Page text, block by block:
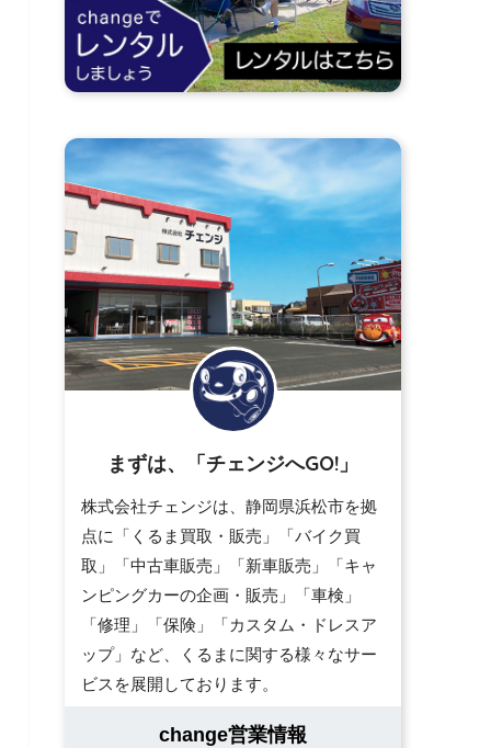
まずは、「チェンジへGO!」
株式会社チェンジは、静岡県浜松市を拠
点に「くるま買取・販売」「バイク買
取」「中古車販売」「新車販売」「キャ
ンピングカーの企画・販売」「車検」
「修理」「保険」「カスタム・ドレスア
ップ」など、くるまに関する様々なサー
ビスを展開しております。
change営業情報